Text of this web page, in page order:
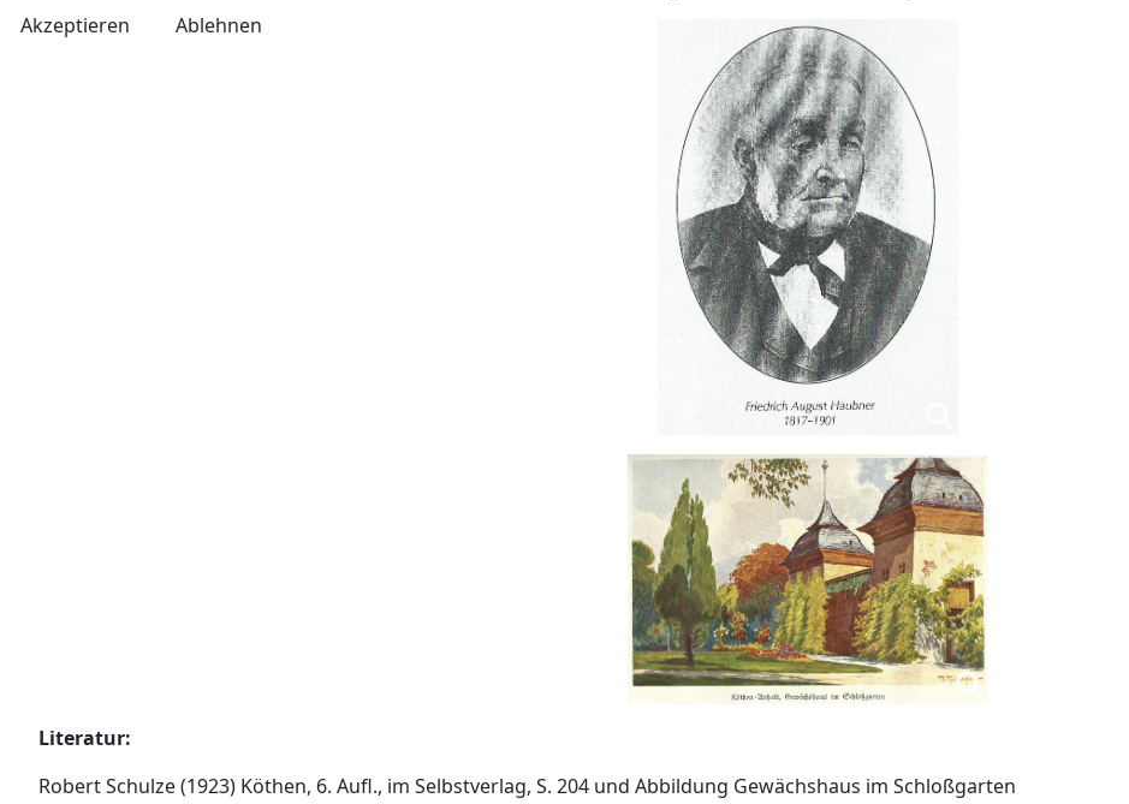
Literatur:
Robert Schulze (1923) Köthen, 6. Aufl., im Selbstverlag, S. 204 und Abbildung Gewächshaus im Schloßgarten
Akzeptieren Ablehnen